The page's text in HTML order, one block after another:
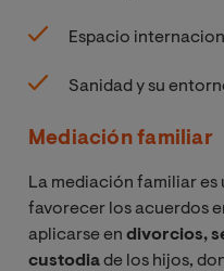
Espacio
Sanidad y su
Mediación familiar
La mediación familiar
favorecer los acuerdos
aplicarse en divorcios,
custodiade los hijos,